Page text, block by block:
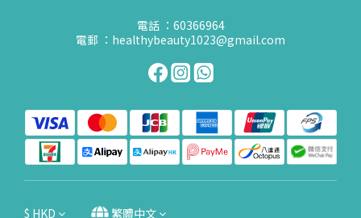
電話 ：60366964
電郵 ：healthybeauty1023@gmail.com
$ HKD 繁體中文